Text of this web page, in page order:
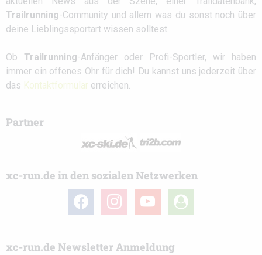
Trailrunning-Community und allem was du sonst noch über
deine Lieblingssportart wissen solltest.
Ob Trailrunning-Anfänger oder Profi-Sportler, wir haben
immer ein offenes Ohr für dich! Du kannst uns jederzeit über
das Kontaktformular erreichen.
Partner
xc-run.de in den sozialen Netzwerken
facebook instagramyoutube
user-
circle
xc-run.de Newsletter Anmeldung